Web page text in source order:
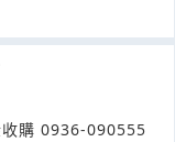
收購 0936-090555